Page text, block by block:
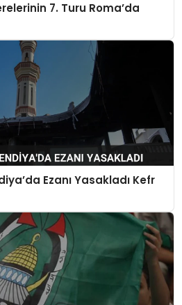
7. Turu Roma’da
Ezanı Yasakladı Kefr